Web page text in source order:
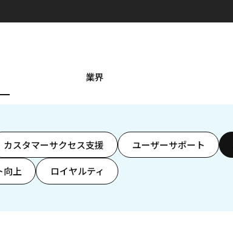
業界
カスタマーサクセス支援 ユーザーサポート
向上 ロイヤルティ